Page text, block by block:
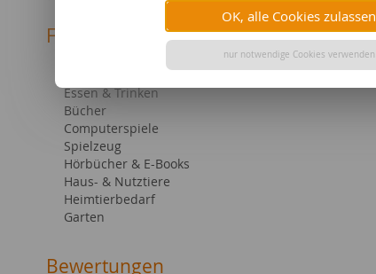
OK, alle Cookies zulassen
nur notwendige Cookies verwenden
Fachgebiete bei content.de
Mode & Heimtextilien
Essen & Trinken
Bücher
Computerspiele
Spielzeug
Hörbücher & E-Books
Haus- & Nutztiere
Heimtierbedarf
Garten
Bewertungen